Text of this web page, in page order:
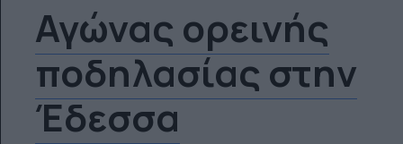
Αγώνας ορεινής
ποδηλασίας στην
Έδεσσα